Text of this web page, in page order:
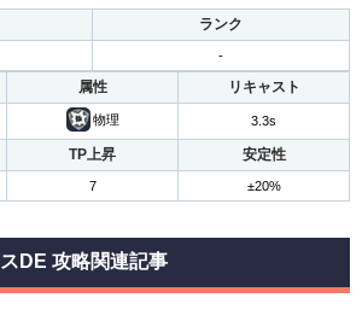
ランク
-
属性 リキャスト
物理 3.3s
TP上昇 安定性
7 ±20%
DE 攻略関連記事